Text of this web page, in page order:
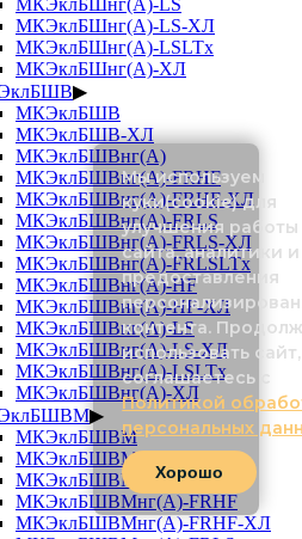
МКЭклБШнг(А)-LS
МКЭклБШнг(А)-LS-ХЛ
МКЭклБШнг(А)-LSLTx
МКЭклБШнг(А)-ХЛ
▶
МКЭклБШВ
МКЭклБШВ-ХЛ
МКЭклБШВнг(А)
МКЭклБШВнг(А)-FRHF
МКЭклБШВнг(А)-FRHF-ХЛ
МКЭклБШВнг(А)-FRLS
МКЭклБШВнг(А)-FRLS-ХЛ
МКЭклБШВнг(А)-FRLSLTx
МКЭклБШВнг(А)-HF
МКЭклБШВнг(А)-HF-ХЛ
МКЭклБШВнг(А)-LS
МКЭклБШВнг(А)-LS-ХЛ
МКЭклБШВнг(А)-LSLTx
МКЭклБШВнг(А)-ХЛ
▶
МКЭклБШВМ
МКЭклБШВМ-ХЛ
МКЭклБШВМнг(А)
МКЭклБШВМнг(А)-FRHF
МКЭклБШВМнг(А)-FRHF-ХЛ
Мы используем
куки(cookie) для
улучшения работы
сайта, аналитики и
предоставления
контента.
использовать
соглашаетесь с
Политикой
персональных
Хорошо